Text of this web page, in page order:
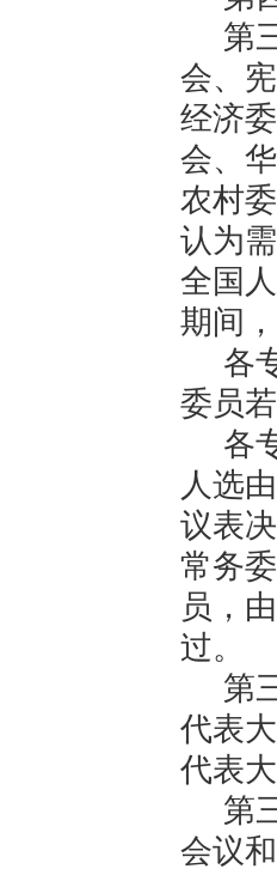
第
会、
经济
会、
农村
认为
全国
期间
各
委员
各
人选
议表
常务
员，
过。
第
代表
代表
第
会议